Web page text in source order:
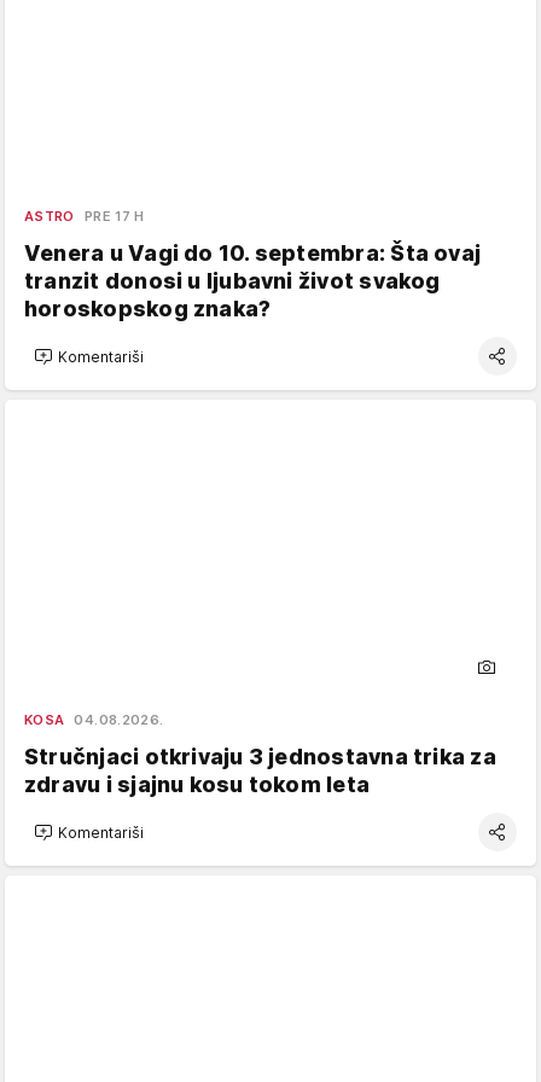
ASTRO PRE 17 H
Venera u Vagi do 10. septembra: Šta ovaj
tranzit donosi u ljubavni život svakog
horoskopskog znaka?
Komentariši
KOSA 04.08.2026.
Stručnjaci otkrivaju 3 jednostavna trika za
zdravu i sjajnu kosu tokom leta
Komentariši